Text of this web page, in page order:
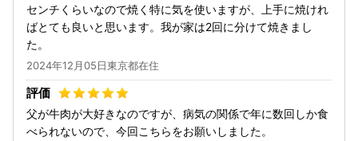
センチくらいなので焼く特に気を使いますが、上手に焼けれ
ばとても良いと思います。我が家は2回に分けて焼きまし
た。
2024年12月05日東京都在住
父が牛肉が大好きなのですが、病気の関係で年に数回しか食
べられないので、今回こちらをお願いしました。